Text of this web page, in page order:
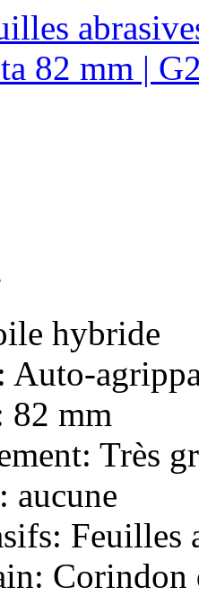
82 mm |
hybride
Auto-
82 mm
Très
aucune
Feuilles
Corindon